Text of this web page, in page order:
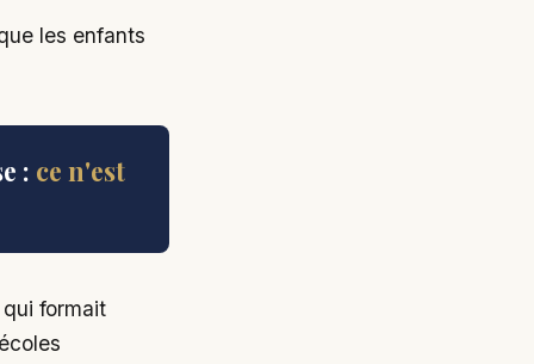
les enfants
: ce n'est
formait